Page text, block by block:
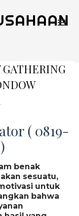
( 0819-
benak
sesuatu,
untuk
bahwa